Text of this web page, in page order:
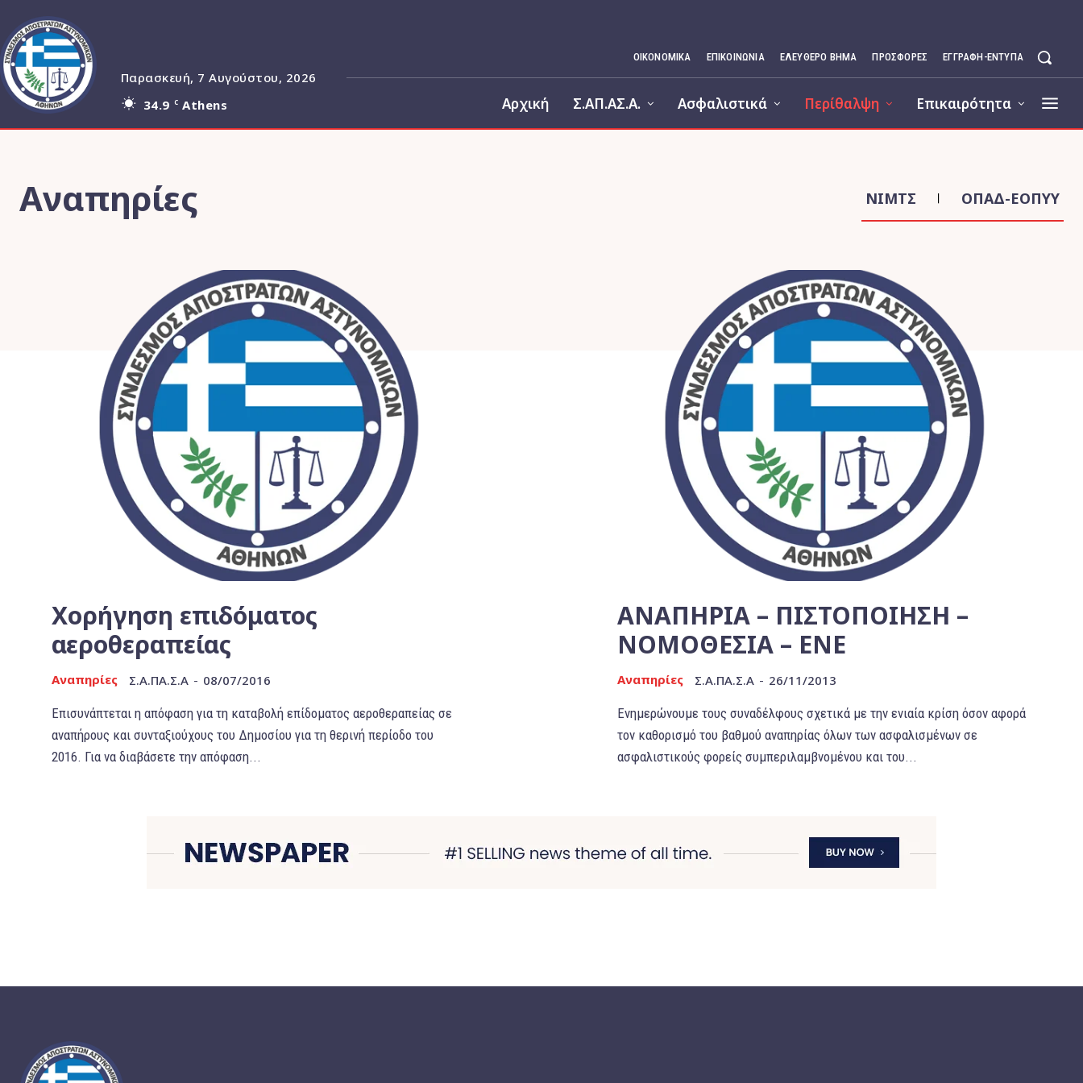
Παρασκευή, 7 Αυγούστου, 2026
34.9 C Athens
ΟΙΚΟΝΟΜΙΚΆ ΕΠΙΚΟΙΝΩΝΊΑ ΕΛΕΥΘΕΡΟ ΒΗΜΑ ΠΡΟΣΦΟΡΕΣ ΕΓΓΡΑΦΉ-ΈΝΤΥΠΑ
Αρχική Σ.ΑΠ.ΑΣ.Α. Ασφαλιστικά Περίθαλψη Επικαιρότητα
Αναπηρίες ΝΙΜΤΣ ΟΠΑΔ-ΕΟΠΥΥ
Χορήγηση επιδόματος
αεροθεραπείας
Αναπηρίες Σ.Α.ΠΑ.Σ.Α - 08/07/2016
Επισυνάπτεται η απόφαση για τη καταβολή επίδοματος αεροθεραπείας σε
αναπήρους και συνταξιούχους του Δημοσίου για τη θερινή περίοδο του
2016. Για να διαβάσετε την απόφαση...
ΑΝΑΠΗΡΙΑ – ΠΙΣΤΟΠΟΙΗΣΗ –
ΝΟΜΟΘΕΣΙΑ – ΕΝΕ
Αναπηρίες Σ.Α.ΠΑ.Σ.Α - 26/11/2013
Ενημερώνουμε τους συναδέλφους σχετικά με την ενιαία κρίση όσον αφορά
τον καθορισμό του βαθμού αναπηρίας όλων των ασφαλισμένων σε
ασφαλιστικούς φορείς συμπεριλαμβνομένου και του...